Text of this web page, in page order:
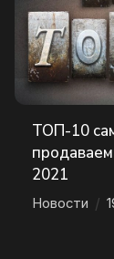
ТОП-10
2021
Новости /